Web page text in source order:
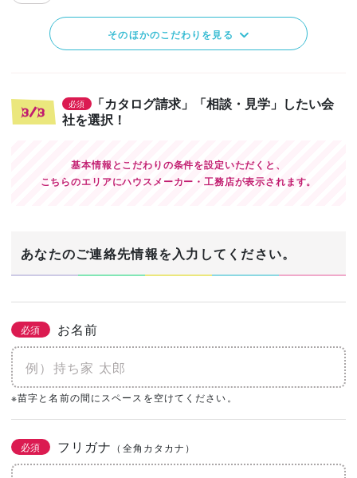
そのほかのこだわりを見る
3/3
必須
「カタログ請求」「相談・見学」したい会
社を選択！
基本情報とこだわりの条件を設定いただくと、
こちらのエリアにハウスメーカー・工務店が表示されます。
あなたのご連絡先情報を入力してください。
必須 お名前
※苗字と名前の間にスペースを空けてください。
必須 フリガナ （全角カタカナ）